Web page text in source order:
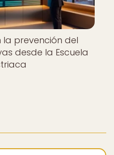
la prevención del
desde la Escuela